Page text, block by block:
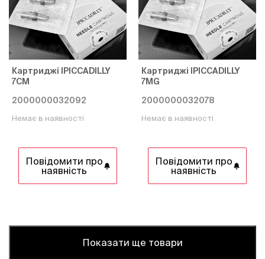
Картриджі IPICCADILLY
7CM
2000000032092
Немає в наявності
Повідомити про
наявність
Картриджі IPICCADILLY
7MG
2000000032078
Немає в наявності
Повідомити про
наявність
Показати ще товари